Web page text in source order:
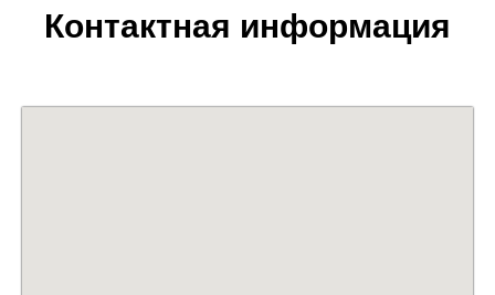
Контактная информация